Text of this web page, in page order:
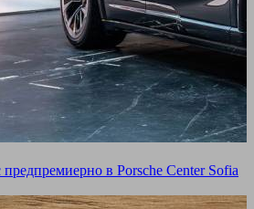
в Porsche Center Sofia